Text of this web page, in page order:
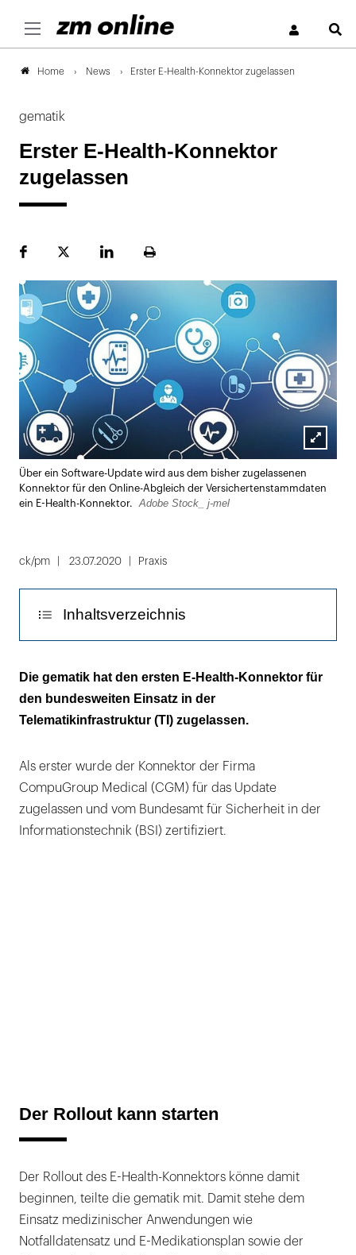
Home News Erster E-Health-Konnektor zugelassen
gematik
Erster E-Health-Konnektor
zugelassen
FacebookPlattformLinekdInSeite
Lightbox
öffnen
Über ein Software-Update wird aus dem bisher zugelassenen
Konnektor für den Online-Abgleich der Versichertenstammdaten
ein E-Health-Konnektor.
Adobe Stock_ j-mel
ck/pm 23.07.2020 Praxis
Inhaltsverzeichnis
Der Rollout kann starten
Der bisherige Konnektor wird zum E-Health-
Konnektor upgedatet
Die gematik hat den ersten E-Health-Konnektor für
den bundesweiten Einsatz in der
Telematikinfrastruktur (TI) zugelassen.
Als erster wurde der Konnektor der Firma
CompuGroup Medical (CGM) für das Update
zugelassen und vom Bundesamt für Sicherheit in der
Informationstechnik (BSI) zertifiziert.
Der Rollout kann starten
Der Rollout des E-Health-Konnektors könne damit
beginnen, teilte die gematik mit. Damit stehe dem
Einsatz medizinischer Anwendungen wie
Notfalldatensatz und E-Medikationsplan sowie der